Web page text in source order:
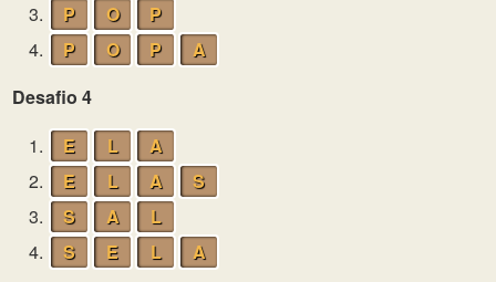
3.
P O
P
4.
P O P
A
Desafio 4
1.
E L
A
2.
E L A
S
3.
S A
L
4.
S E L
A